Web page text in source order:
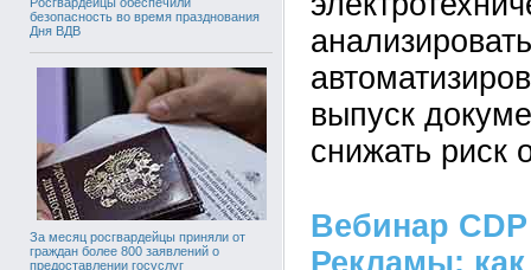
безопасность во время празднования
Дня ВДВ
За месяц росгвардейцы приняли от
граждан более 800 заявлений о
предоставлении госуслуг
выпуск
снижать риск
Вебинар
Рекламы: